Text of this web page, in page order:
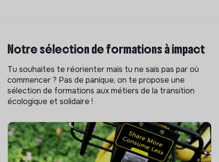
Notre sélection de formations à impact
Tu souhaites te réorienter mais tu ne sais pas par où
commencer ? Pas de panique, on te propose une
sélection de formations aux métiers de la transition
écologique et solidaire !